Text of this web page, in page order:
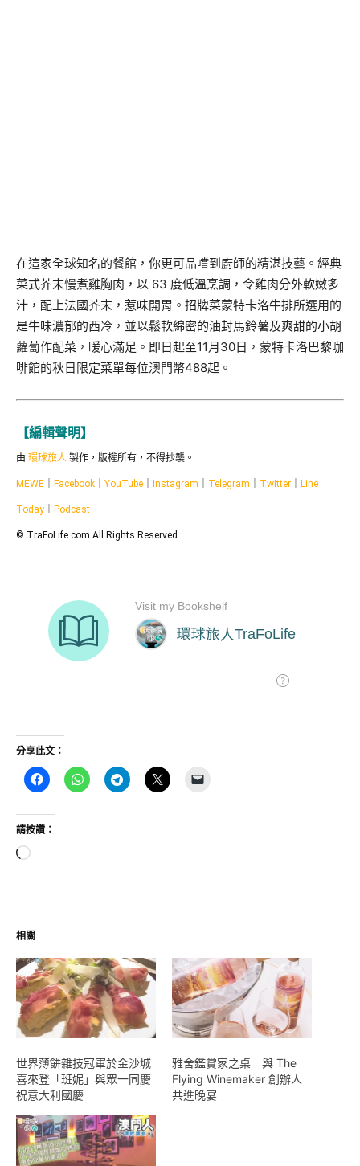
在這家全球知名的餐館，你更可品嚐到廚師的精湛技藝。經典
菜式芥末慢煮雞胸肉，以 63 度低溫烹調，令雞肉分外軟嫩多
汁，配上法國芥末，惹味開胃。招牌菜蒙特卡洛牛排所選用的
是牛味濃郁的西冷，並以鬆軟綿密的油封馬鈴薯及爽甜的小胡
蘿蔔作配菜，暖心滿足。即日起至11月30日，蒙特卡洛巴黎咖
啡館的秋日限定菜單每位澳門幣488起。
【編輯聲明】
由 環球旅人 製作，版權所有，不得抄襲。
MEWE Facebook YouTube Instagram Telegram Twitter Line
Today Podcast
© TraFoLife.com All Rights Reserved.
分享此文：
請按讚：
正
入...
相關
世界薄餅雜技冠軍於金沙城
喜來登「班妮」與眾一同慶
祝意大利國慶
雅舍鑑賞家之桌 與 The
Flying Winemaker 創辦人
共進晚宴